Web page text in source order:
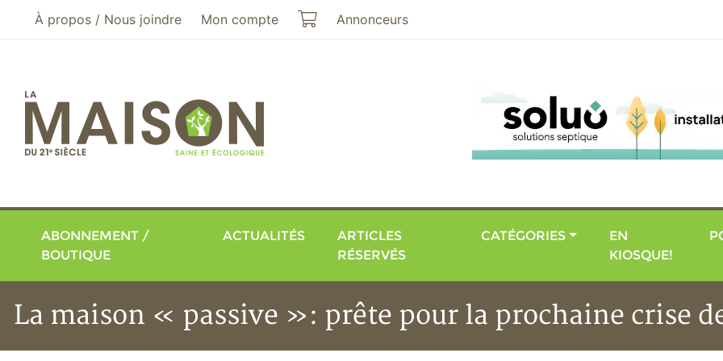
Aller au menu principal
Aller au contenu principal
À propos / Nous joindre Mon compte Mon panier
Annonceurs
ABONNEMENT /
BOUTIQUE
ACTUALITÉS
ARTICLES
RÉSERVÉS
CATÉGORIES
EN
KIOSQUE!
La maison « passive »: prête pour la prochaine crise